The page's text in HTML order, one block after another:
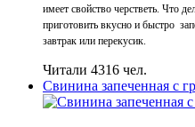
имеет свойство черстветь. Что
приготовить вкусно и быстро
завтрак или перекусик.
Читали 4316 чел.
Свинина запеченная с